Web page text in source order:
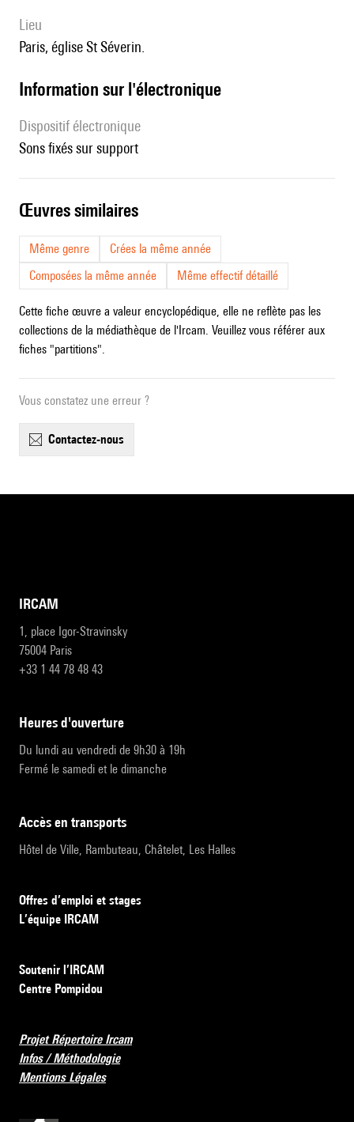
lieu
Paris, église St Séverin.
Information sur l'électronique
Dispositif électronique
sons fixés sur support
œuvres similaires
Même genre
Crées la même année
Composées la même année
Même effectif détaillé
Cette fiche œuvre a valeur encyclopédique, elle ne reflète pas les
collections de la médiathèque de l'Ircam. Veuillez vous référer aux
fiches "partitions".
Vous constatez une erreur ?
contactez-nous
IRCAM
1, place Igor-Stravinsky
75004 Paris
+33 1 44 78 48 43
heures d'ouverture
Du lundi au vendredi de 9h30 à 19h
Fermé le samedi et le dimanche
accès en transports
Hôtel de Ville, Rambuteau, Châtelet, Les Halles
Offres d’emploi et stages
L’équipe IRCAM
Soutenir l’IRCAM
Centre Pompidou
Projet Répertoire Ircam
Infos / Méthodologie
Mentions Légales